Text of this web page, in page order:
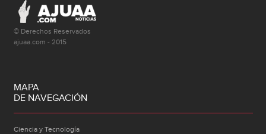
© Derechos Reservados
ajuaa.com - 2015
MAPA
DE NAVEGACIÓN
Ciencia y Tecnología